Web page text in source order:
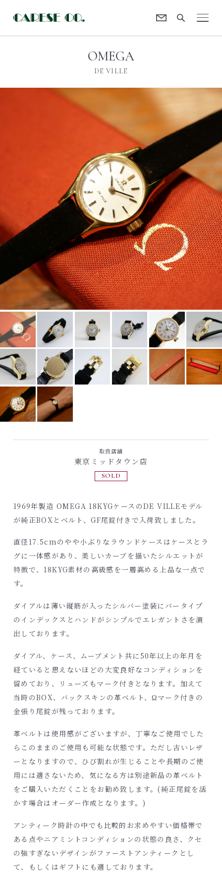
OMEGA
DE VILLE
取扱店舗
東京ミッドタウン店
SOLD
1969年製造 OMEGA 18KYGケースのDE VILLEモデル
が純正BOXとベルト、GF尾錠付きで入荷致しました。
直径17.5cmのやや小ぶりなラウンドケースはケースとラ
グに一体感があり、美しいカーブを描いたシルエットが
特徴で、18KYG素材の高級感を一層高める上品な一点で
す。
ダイアルは薄い縦筋が入ったシルバー塗装にバータイプ
のインデックスとハンドがシンプルでエレガントさを演
出しております。
ダイアル、ケース、ムーブメント共に50年以上の年月を
経ていると思えないほどの大変良好なコンディションを
留めており、リューズもマーク付きとなります。加えて
当時のBOX、バックスキンの革ベルト、Ωマーク付きの
金張り尾錠が残っております。
革ベルトは使用感がございますが、丁寧なご使用でした
らこのままのご使用も可能な状態です。ただし古いレザ
ーとなりますので、ひび割れが生じることや長期のご使
用には適さないため、気になる方は別途新品の革ベルト
をご購入いただくことをお勧め致します。(純正尾錠を活
かす場合はオーダー作成となります。)
アンティーク時計の中でも比較的お求めやすい価格帯で
ある点やニアミントコンディションの状態の良さ、クセ
の強すぎないデザインがファーストアンティークとし
て、もしくはギフトにも適しております。